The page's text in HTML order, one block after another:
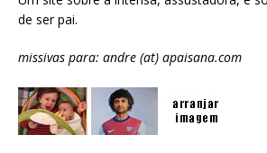
de ser pai.
missivas para: andre (at) apaisana.com